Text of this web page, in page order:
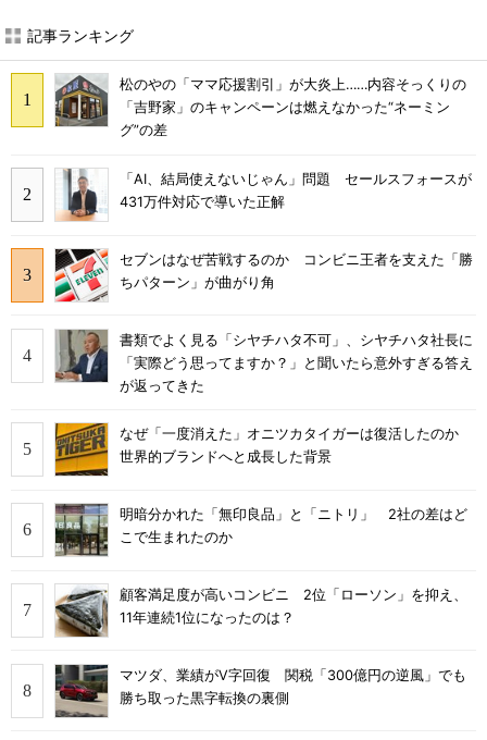
記事ランキング
松のやの「ママ応援割引」が大炎上……内容そっくりの
「吉野家」のキャンペーンは燃えなかった“ネーミン
グ”の差
「AI、結局使えないじゃん」問題 セールスフォースが
431万件対応で導いた正解
セブンはなぜ苦戦するのか コンビニ王者を支えた「勝
ちパターン」が曲がり角
書類でよく見る「シヤチハタ不可」、シヤチハタ社長に
「実際どう思ってますか？」と聞いたら意外すぎる答え
が返ってきた
なぜ「一度消えた」オニツカタイガーは復活したのか
世界的ブランドへと成長した背景
明暗分かれた「無印良品」と「ニトリ」 2社の差はど
こで生まれたのか
顧客満足度が高いコンビニ 2位「ローソン」を抑え、
11年連続1位になったのは？
マツダ、業績がV字回復 関税「300億円の逆風」でも
勝ち取った黒字転換の裏側